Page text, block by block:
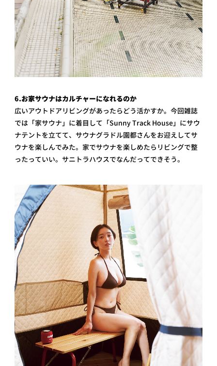
6.お家サウナはカルチャーになれるのか
広いアウトドアリビングがあったらどう活かすか。今回雑誌
では「家サウナ」に着目して「Sunny Track House」にサウ
ナテントを立てて、サウナグラドル園都さんをお迎えしてサ
ウナを楽しんでみた。家でサウナを楽しめたらリビングで整
ったっていい。サニトラハウスでなんだってできそう。